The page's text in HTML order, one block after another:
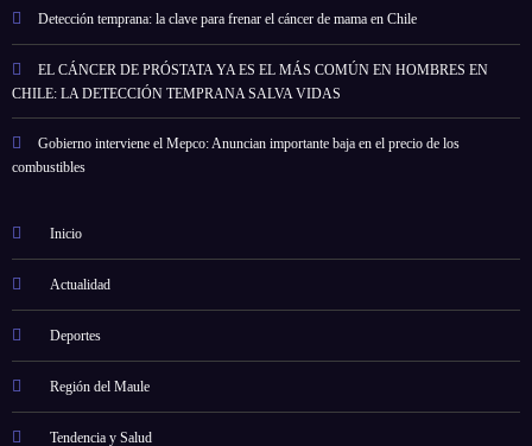
Detección temprana: la clave para frenar el cáncer de mama en Chile
EL CÁNCER DE PRÓSTATA YA ES EL MÁS COMÚN EN HOMBRES EN
CHILE: LA DETECCIÓN TEMPRANA SALVA VIDAS
Gobierno interviene el Mepco: Anuncian importante baja en el precio de los
combustibles
Inicio
Actualidad
Deportes
Región del Maule
Tendencia y Salud